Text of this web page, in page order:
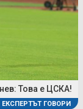
Това е ЦСКА!
ЕКСПЕРТЪТ ГОВОРИ